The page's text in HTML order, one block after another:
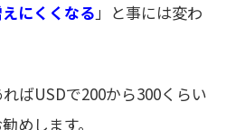
にくくなる」と事には変わ
ばUSDで200から300くらい
めします。